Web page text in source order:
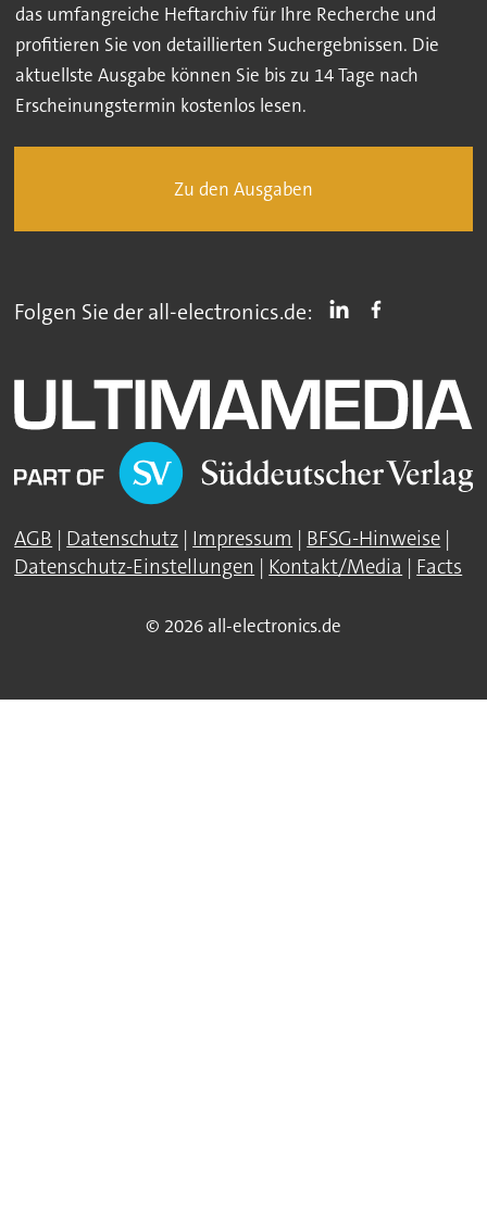
das umfangreiche Heftarchiv für Ihre Recherche und
profitieren Sie von detaillierten Suchergebnissen. Die
aktuellste Ausgabe können Sie bis zu 14 Tage nach
Erscheinungstermin kostenlos lesen.
Zu den Ausgaben
Folgen Sie der all-electronics.de:
AGB | Datenschutz | Impressum | BFSG-Hinweise |
Datenschutz-Einstellungen | Kontakt/Media | Facts
© 2026 all-electronics.de